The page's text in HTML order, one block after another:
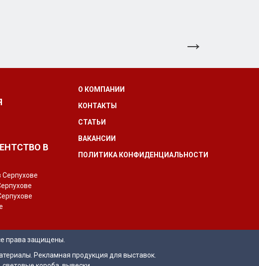
В
Серпухове
О КОМПАНИИ
КОНТАКТЫ
СТАТЬИ
ВАКАНСИИ
ПОЛИТИКА КОНФИДЕНЦИАЛЬНОСТИ
права защищены.
Рекламная продукция для выставок.